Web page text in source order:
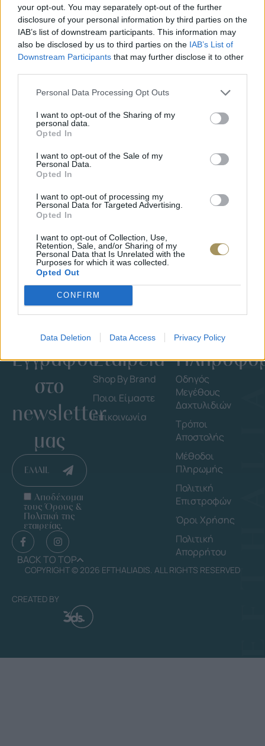
your opt-out. You may separately opt-out of the further
disclosure of your personal information by third parties on the
IAB’s list of downstream participants. This information may
also be disclosed by us to third parties on the IAB’s List of
Downstream Participants that may further disclose it to other
Personal Data Processing Opt Outs
I want to opt-out of the Sharing of my
personal data.
Opted In
I want to opt-out of the Sale of my
Personal Data.
Opted In
I want to opt-out of processing my
Personal Data for Targeted Advertising.
Opted In
I want to opt-out of Collection, Use,
Retention, Sale, and/or Sharing of my
Personal Data that Is Unrelated with the
Purposes for which it was collected.
Opted Out
CONFIRM
Data Deletion Data Access Privacy Policy
ΑΝΟΞΕΊΔΩΤΟ ΑΤΣΆΛΙ -10%
JCOU ARIA JU19087-2
134€
Εγγράψου
στο
newsletter
μας
EMAIL
Αποδέχομαι
τους Όρους &
Πολιτική της
εταιρείας.
BACK TO TOP
Εταιρεία
Shop By Brand
Ποιοι Είμαστε
Επικοινωνία
Οδηγός
Μεγέθους
Δαχτυλιδιών
Τρόποι
Αποστολής
Μέθοδοι
Πληρωμής
Πολιτική
Επιστροφών
Όροι Χρήσης
Πολιτική
Απορρήτου
COPYRIGHT © 2026 EFTHALIADIS. ALL RIGHTS RESERVED
CREATED BY